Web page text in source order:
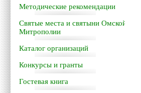
Методические рекомендации
Святые места и святыни Омской
Митрополии
Каталог организаций
Конкурсы и гранты
Гостевая книга